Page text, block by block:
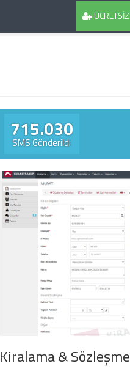
715.030
SMS Gönderildi
Kiralama &